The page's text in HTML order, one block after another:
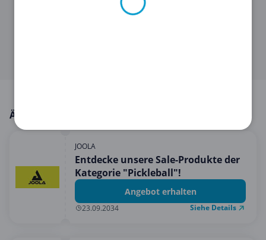
STEP 3
Ähnliche Angebote
JOOLA
Entdecke unsere Sale-Produkte der
Kategorie "Pickleball"!
Angebot erhalten
23.09.2034 Siehe Details